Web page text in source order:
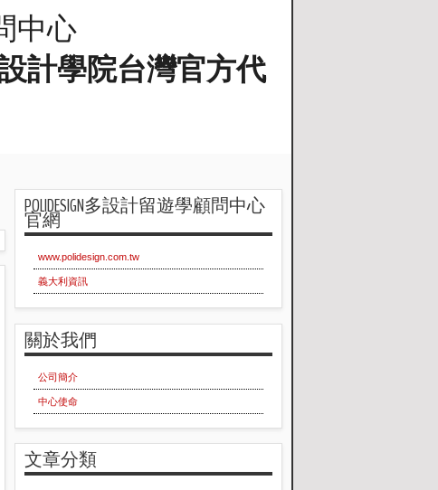
中心
設計學院台灣官方代
POLIDESIGN多設計留遊學顧問中心
官網
www.polidesign.com.tw
義大利資訊
關於我們
公司簡介
中心使命
文章分類